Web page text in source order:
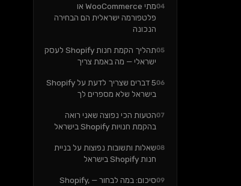
04
מתי WooCommerce או
פלטפורמה ישראלית הם הבחירה
הנכונה
05
תהליך הקמת חנות Shopify לעסק
ישראלי — מה באמת צריך
06
5 דברים שצריך לדעת על Shopify
בישראל שלא מספרים לך
07הטעות הכי נפוצה שאני רואה
בהקמת חנויות Shopify בישראל
08שאלות ותשובות נפוצות על בניית
חנות Shopify בישראל
09
סיכום: במה לבחור — Shopify,